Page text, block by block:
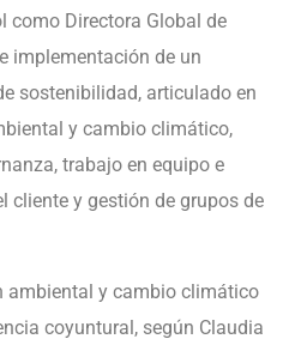
como Directora Global de
implementación de un
sostenibilidad, articulado en
y cambio climático,
trabajo en equipo e
cliente y gestión de grupos de
ambiental y cambio climático
coyuntural, según Claudia